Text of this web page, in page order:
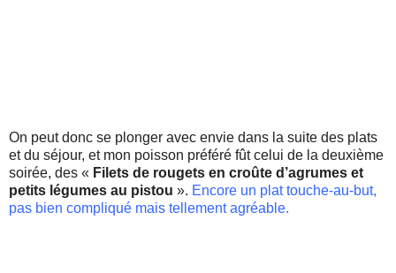
On peut donc se plonger avec envie dans la suite des plats
et du séjour, et mon poisson préféré fût celui de la deuxième
soirée, des « Filets de rougets en croûte d’agrumes et
petits légumes au pistou ». Encore un plattouche-au-but,
pas bien compliqué mais tellement agréable.